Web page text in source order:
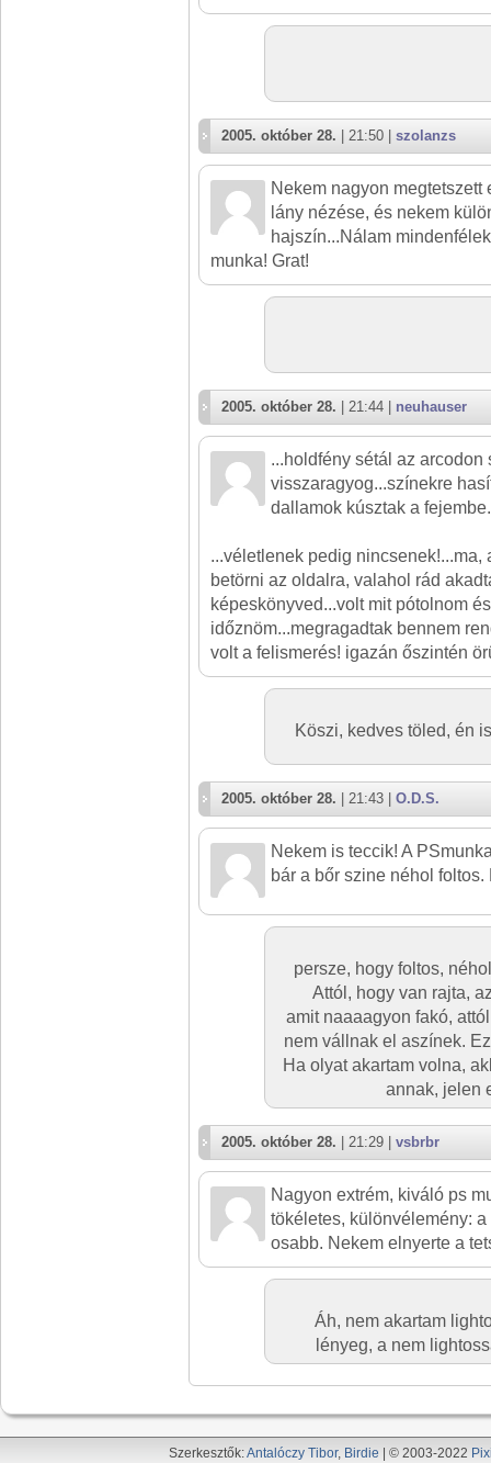
2005. október 28. | 21:50 | szolanzs
Nekem nagyon megtetszett
lány nézése, és nekem
hajszín...Nálam
munka! Grat!
2005. október 28. | 21:44 | neuhauser
...holdfény sétál az arcodon
visszaragyog...színekre
dallamok kúsztak a
...véletlenek pedig nincsenek!...ma,
betörni az oldalra, valahol rád
képeskönyved...volt mit pótolnom
időznöm...megragadtak bennem
volt a felismerés! igazán őszintén
Köszi, kedves töled, én
2005. október 28. | 21:43 | O.D.S.
Nekem is teccik! A
bár a bőr szine néhol
persze, hogy foltos,
Attól, hogy van rajta,
amit naaaagyon fakó,
nem vállnak el aszínek.
Ha olyat akartam volna,
annak, jelen
2005. október 28. | 21:29 | vsbrbr
Nagyon extrém, kiváló ps
tökéletes, különvélemény:
osabb. Nekem elnyerte a
Áh, nem akartam
lényeg, a nem
Szerkesztők:Antalóczy Tibor, Birdie | © 2003-2022